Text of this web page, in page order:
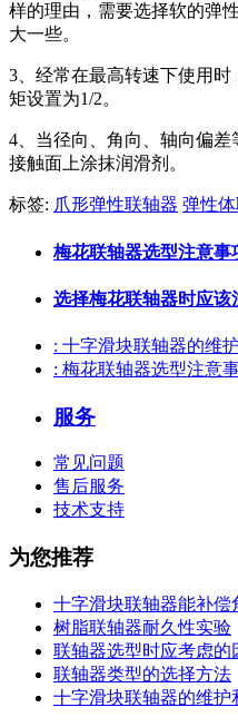
样的理由，需要选择软的弹
大一些。
3、经常在最高转速下使用
矩设置为1/2。
4、当径向、角向、轴向偏
接触面上涂抹润滑剂。
标签: 爪形弹性联轴器 弹性
梅花联轴器选型注意事
选择梅花联轴器时应该
: 十字滑块联轴器的维
: 梅花联轴器选型注意
服务
常见问题
售后服务
技术支持
为您推荐
十字滑块联轴器能补偿
树脂联轴器耐久性实验
联轴器选型时应考虑的
联轴器类型的选择方法
十字滑块联轴器的维护